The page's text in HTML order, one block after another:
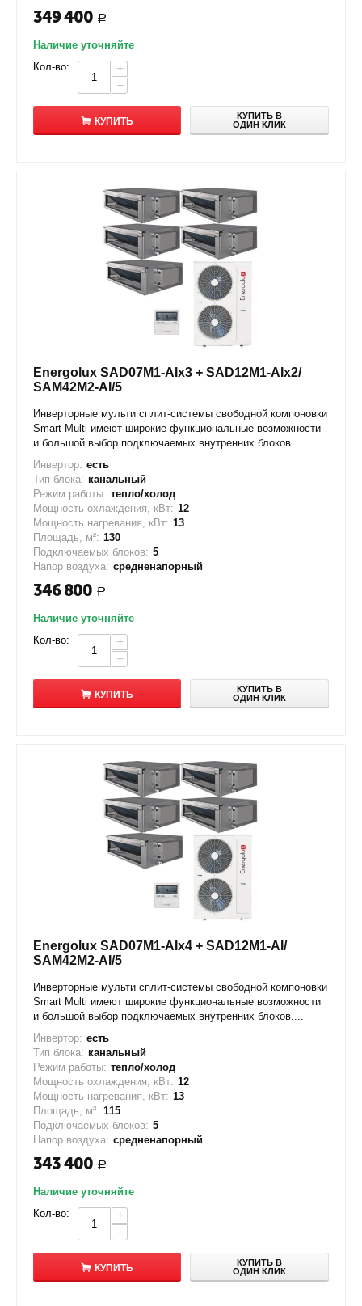
349 400 Р
Наличие уточняйте
Кол-во:
+
−
КУПИТЬ
КУПИТЬ В
ОДИН КЛИК
Energolux SAD07M1-AIx3 + SAD12M1-AIx2/
SAM42M2-AI/5
Инверторные мульти сплит-системы свободной компоновки
Smart Multi имеют широкие функциональные возможности
и большой выбор подключаемых внутренних блоков....
Инвертор: есть
Тип блока: канальный
Режим работы: тепло/холод
Мощность охлаждения, кВт: 12
Мощность нагревания, кВт: 13
Площадь, м²: 130
Подключаемых блоков: 5
Напор воздуха: средненапорный
346 800 Р
Наличие уточняйте
Кол-во:
+
−
КУПИТЬ
КУПИТЬ В
ОДИН КЛИК
Energolux SAD07M1-AIx4 + SAD12M1-AI/
SAM42M2-AI/5
Инверторные мульти сплит-системы свободной компоновки
Smart Multi имеют широкие функциональные возможности
и большой выбор подключаемых внутренних блоков....
Инвертор: есть
Тип блока: канальный
Режим работы: тепло/холод
Мощность охлаждения, кВт: 12
Мощность нагревания, кВт: 13
Площадь, м²: 115
Подключаемых блоков: 5
Напор воздуха: средненапорный
343 400 Р
Наличие уточняйте
Кол-во:
+
−
КУПИТЬ
КУПИТЬ В
ОДИН КЛИК